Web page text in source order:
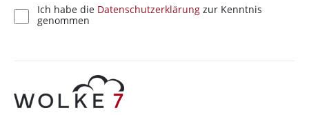
Ich habe die Datenschutzerklärung zur Kenntnis
genommen